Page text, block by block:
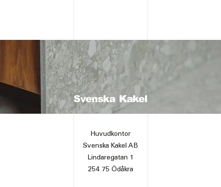
Huvudkontor
Svenska Kakel AB
Lindaregatan 1
254 75 Ödåkra